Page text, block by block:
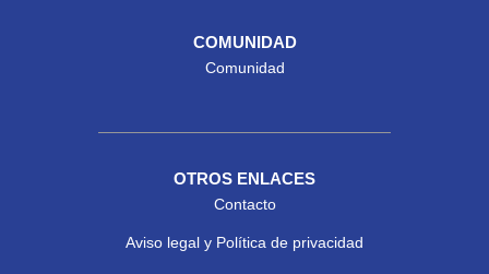
COMUNIDAD
Comunidad
OTROS ENLACES
Contacto
Aviso legal y Política de privacidad